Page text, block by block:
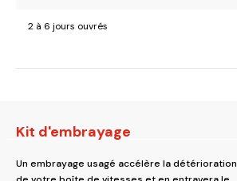
2 à 6 jours ouvrés
Kit d'embrayage
Un embrayage usagé accélère la détérioration